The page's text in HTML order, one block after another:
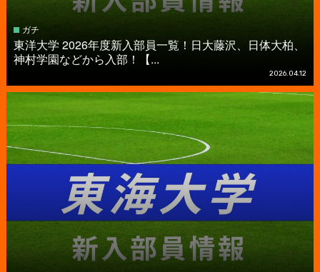
ガチ
東洋大学 2026年度新入部員一覧！日大藤沢、日体大柏、
神村学園などから入部！【...
2026.04.12